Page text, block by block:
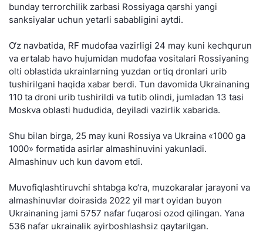
bunday terrorchilik zarbasi Rossiyaga qarshi yangi
sanksiyalar uchun yetarli sababligini aytdi.
O‘z navbatida, RF mudofaa vazirligi 24 may kuni kechqurun
va ertalab havo hujumidan mudofaa vositalari Rossiyaning
olti oblastida ukrainlarning yuzdan ortiq dronlari urib
tushirilgani haqida xabar berdi. Tun davomida Ukrainaning
110 ta droni urib tushirildi va tutib olindi, jumladan 13 tasi
Moskva oblasti hududida, deyiladi vazirlik xabarida.
Shu bilan birga, 25 may kuni Rossiya va Ukraina «1000 ga
1000» formatida asirlar almashinuvini yakunladi.
Almashinuv uch kun davom etdi.
Muvofiqlashtiruvchi shtabga ko‘ra, muzokaralar jarayoni va
almashinuvlar doirasida 2022 yil mart oyidan buyon
Ukrainaning jami 5757 nafar fuqarosi ozod qilingan. Yana
536 nafar ukrainalik ayirboshlashsiz qaytarilgan.